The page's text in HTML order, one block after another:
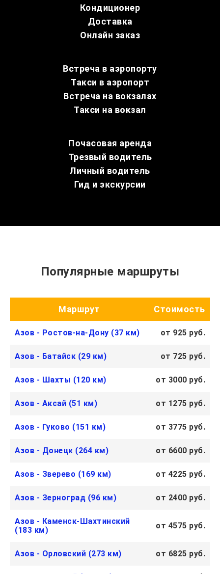
Кондиционер
Доставка
Онлайн заказ
Встреча в аэропорту
Такси в аэропорт
Встреча на вокзалах
Такси на вокзал
Почасовая аренда
Трезвый водитель
Личный водитель
Гид и экскурсии
Популярные маршруты
Маршрут Стоимость
Азов - Ростов-на-Дону (37 км) от 925 руб.
Азов - Батайск (29 км) от 725 руб.
Азов - Шахты (120 км) от 3000 руб.
Азов - Аксай (51 км) от 1275 руб.
Азов - Гуково (151 км) от 3775 руб.
Азов - Донецк (264 км) от 6600 руб.
Азов - Зверево (169 км) от 4225 руб.
Азов - Зерноград (96 км) от 2400 руб.
Азов - Каменск-Шахтинский
(183 км)
от 4575 руб.
Азов - Орловский (273 км) от 6825 руб.